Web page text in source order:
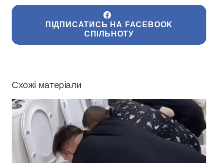
ПІДПИСАТИСЬ НА FACEBOOK
СПІЛЬНОТУ
Схожі матеріали